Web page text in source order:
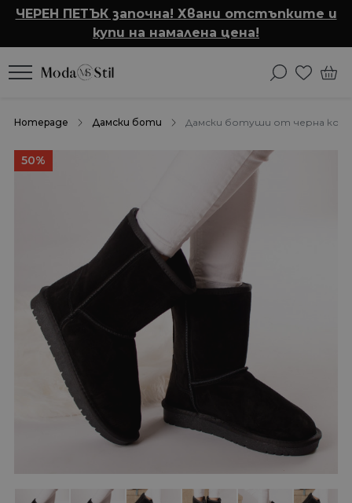
ЧЕРЕН ПЕТЪК започна! Хвани отстъпките и
купи на намалена цена!
Homepage Дамски боти Дамски ботуши от черна кожа
50%